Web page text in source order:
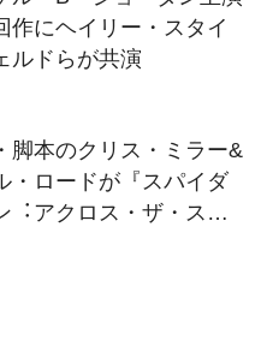
作にヘイリー・スタイ
ルドらが共演
脚本のクリス・ミラー&
・ロードが『スパイダ
︓アクロス・ザ・スパ